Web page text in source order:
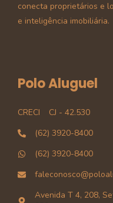
conecta proprietários e
e inteligência imobiliária.
Polo Aluguel
CRECI
CJ - 42.530
(62) 3920-8400
(62) 3920-8400
Avenida T 4, 208,